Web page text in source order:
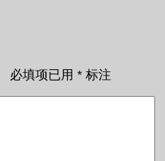
必填项已用 * 标注